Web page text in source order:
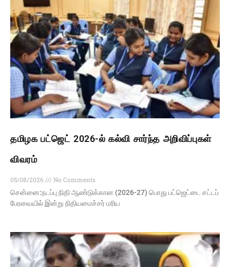
தமிழக பட்ஜெட் 2026-ல் கல்வி சார்ந்த அறிவிப்புகள்
விவரம்
05/08/2026
No Comments
சென்னை:நடப்பு நிதி ஆண்​டுக்​கான (2026-27) பொது பட்​ஜெட்​டை சட்டப்​
பேரவையில் இன்று நிதியமைச்​சர் மரிய